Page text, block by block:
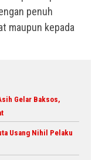
penuh
maupun kepada
Gelar Baksos,
Usang Nihil Pelaku